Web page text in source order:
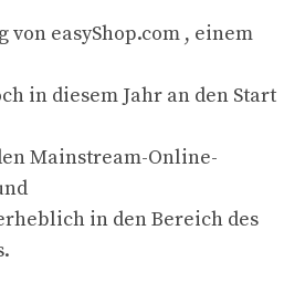
easyShop.com , einem
in diesem Jahr an den Start
Mainstream-Online-
in den Bereich des